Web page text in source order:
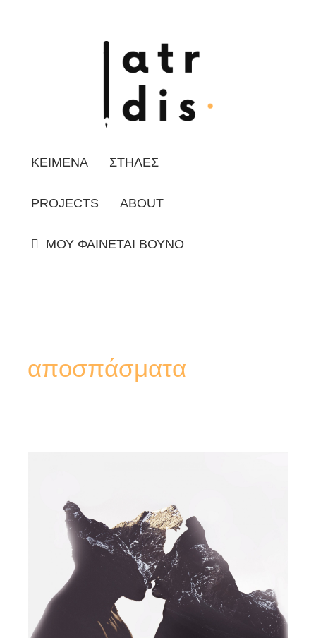
ΚΕΙΜΕΝΑ ΣΤΗΛΕΣ
PROJECTS ABOUT
ΜΟΥ ΦΑΙΝΕΤΑΙ ΒΟΥΝΟ
αποσπάσματα